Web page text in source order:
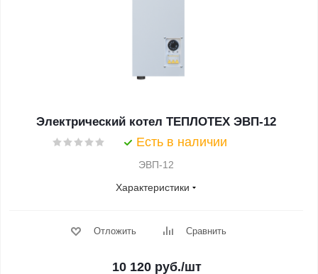
Электрический котел ТЕПЛОТЕХ ЭВП-12
Есть в наличии
ЭВП-12
Характеристики
Отложить Сравнить
10 120руб./шт